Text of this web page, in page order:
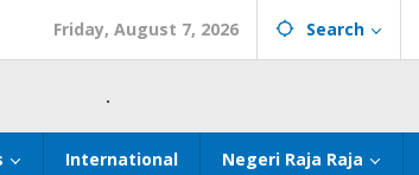
Friday, August 7, 2026 Search
.
International Negeri Raja Raja